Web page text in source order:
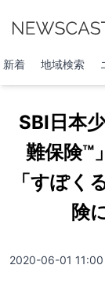
新着 地域検索
SBI日本
難保険™
「すぽく
険
2020-06-01 11:00